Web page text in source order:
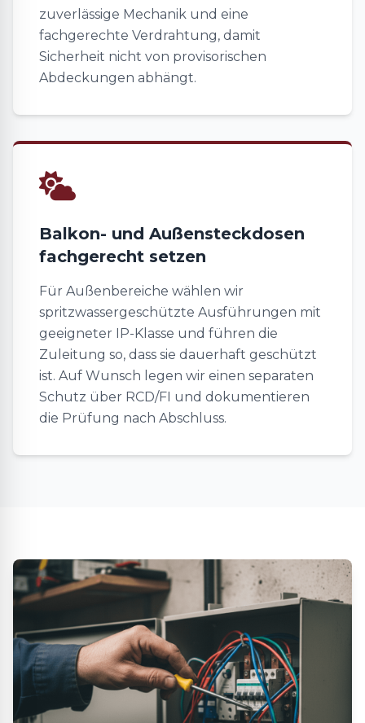
zuverlässige Mechanik und eine
fachgerechte Verdrahtung, damit
Sicherheit nicht von provisorischen
Abdeckungen abhängt.
Balkon- und Außensteckdosen
fachgerecht setzen
Für Außenbereiche wählen wir
spritzwassergeschützte Ausführungen mit
geeigneter IP-Klasse und führen die
Zuleitung so, dass sie dauerhaft geschützt
ist. Auf Wunsch legen wir einen separaten
Schutz über RCD/FI und dokumentieren
die Prüfung nach Abschluss.